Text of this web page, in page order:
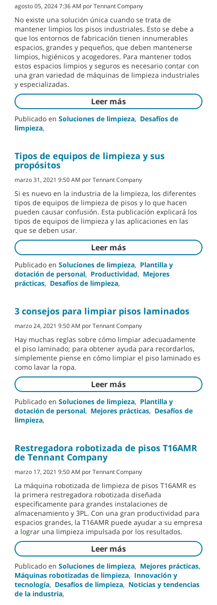
agosto 05, 2024 7:36 AM por Tennant Company
No existe una solución única cuando se trata de
mantener limpios los pisos industriales. Esto se debe a
que los entornos de fabricación tienen innumerables
espacios, grandes y pequeños, que deben mantenerse
limpios, higiénicos y acogedores. Para mantener todos
estos espacios limpios y seguros es necesario contar con
una gran variedad de máquinas de limpieza industriales
y especializadas.
Leer más
Publicado en Soluciones de limpieza, Desafíos de
limpieza,
Tipos de equipos de limpieza y sus
propósitos
marzo 31, 2021 9:50 AM por Tennant Company
Si es nuevo en la industria de la limpieza, los diferentes
tipos de equipos de limpieza de pisos y lo que hacen
pueden causar confusión. Esta publicación explicará los
tipos de equipos de limpieza y las aplicaciones en las
que se deben usar.
Leer más
Publicado en Soluciones de limpieza, Plantilla y
dotación de personal, Productividad, Mejores
prácticas, Desafíos de limpieza,
3 consejos para limpiar pisos laminados
marzo 24, 2021 9:50 AM por Tennant Company
Hay muchas reglas sobre cómo limpiar adecuadamente
el piso laminado; para obtener ayuda para recordarlos,
simplemente piense en cómo limpiar el piso laminado es
como lavar la ropa.
Leer más
Publicado en Soluciones de limpieza, Plantilla y
dotación de personal, Mejores prácticas, Desafíos de
limpieza,
Restregadora robotizada de pisos T16AMR
de Tennant Company
marzo 17, 2021 9:50 AM por Tennant Company
La máquina robotizada de limpieza de pisos T16AMR es
la primera restregadora robotizada diseñada
específicamente para grandes instalaciones de
almacenamiento y 3PL. Con una gran productividad para
espacios grandes, la T16AMR puede ayudar a su empresa
a lograr una limpieza impulsada por los resultados.
Leer más
Publicado en Soluciones de limpieza, Mejores prácticas,
Máquinas robotizadas de limpieza, Innovación y
tecnología, Desafíos de limpieza, Noticias y tendencias
de la industria,